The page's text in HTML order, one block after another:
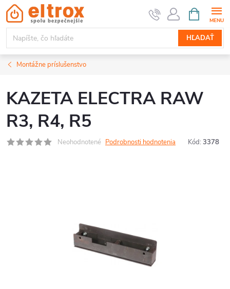
Prejsť
na
obsah
HĽADAŤ
KOŠÍK
Montážne príslušenstvo
KAZETA ELECTRA RAW
R3, R4, R5
Neohodnotené Podrobnosti hodnotenia Kód: 3378